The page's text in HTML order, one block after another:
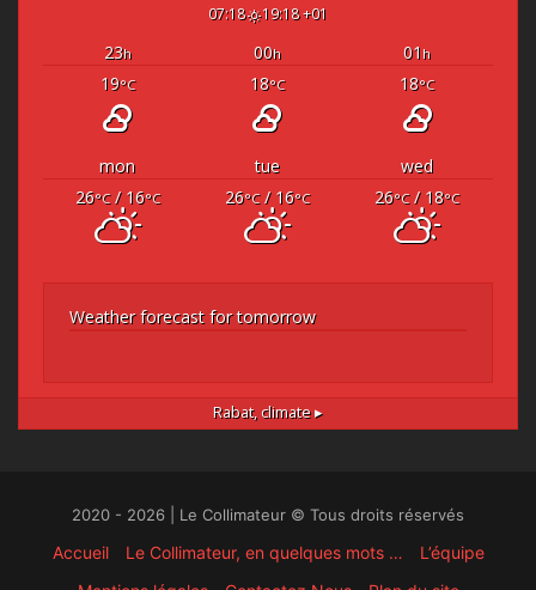
07:18 19:18 +01
23h 00h 01 h
19°C 18°C 18°C
mon tue
wed
26°C/ 16°C 26°C/ 16°C 26°C/ 18°C
Weather forecast for tomorrow
Rabat,climate ▸
2020 - 2026 | Le Collimateur © Tous droits réservés
Accueil Le Collimateur, en quelques mots …
L’équipe